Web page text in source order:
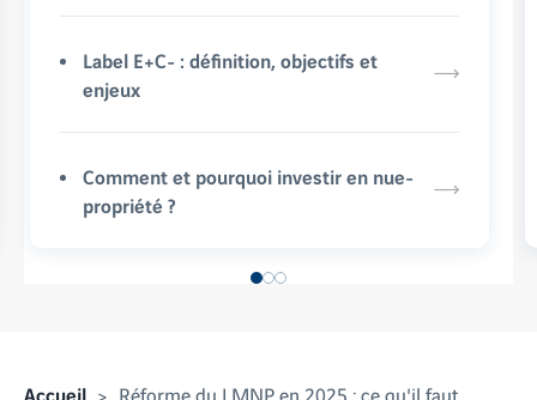
Label E+C- : définition, objectifs et
enjeux
Comment et pourquoi investir en nue-
propriété ?
Réforme du LMNP en 2025 : ce qu'il faut